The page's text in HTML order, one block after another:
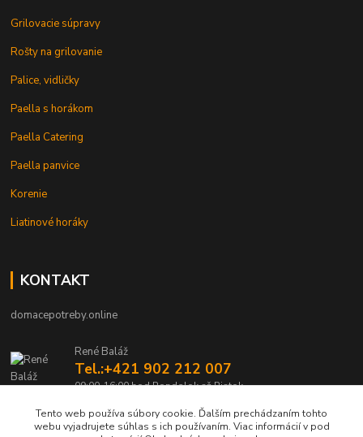
Grilovacie súpravy
Rošty na grilovanie
Palice, vidličky
Paella s horákom
Paella Catering
Paella panvice
Korenie
Liatinové horáky
KONTAKT
domacepotreby.online
René Baláž
Tel.:+421 902 212 007
09:00-16:00 hod Pondelok až Piatok
info@domacepotreby.online
Tento web používa súbory cookie. Ďalším prechádzaním tohto
webu vyjadrujete súhlas s ich používaním. Viac informácií v pod